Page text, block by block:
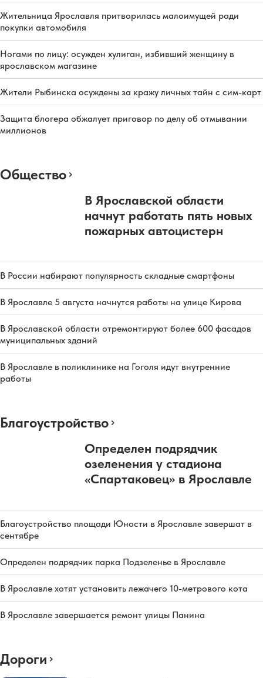
Жительница Ярославля притворилась малоимущей ради
покупки автомобиля
Ногами по лицу: осужден хулиган, избивший женщину в
ярославском магазине
Жители Рыбинска осуждены за кражу личных тайн с сим-карт
Защита блогера обжалует приговор по делу об отмывании
миллионов
Общество
В Ярославской области
начнут работать пять новых
пожарных автоцистерн
В России набирают популярность складные смартфоны
В Ярославле 5 августа начнутся работы на улице Кирова
В Ярославской области отремонтируют более 600 фасадов
муниципальных зданий
В Ярославле в поликлинике на Гоголя идут внутренние
работы
Благоустройство
Определен подрядчик
озеленения у стадиона
«Спартаковец» в Ярославле
Благоустройство площади Юности в Ярославле завершат в
сентябре
Определен подрядчик парка Подзеленье в Ярославле
В Ярославле хотят установить лежачего 10-метрового кота
В Ярославле завершается ремонт улицы Панина
Дороги